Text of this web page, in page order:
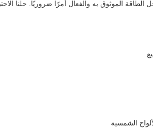
الموثوق به والفعال أمرًا ضروريًا. حلنا
الشمسية